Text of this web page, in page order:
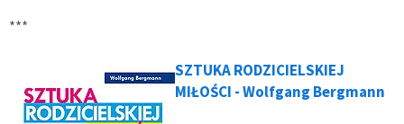
***
SZTUKA RODZICIELSKIEJ
MIŁOŚCI - Wolfgang Bergmann